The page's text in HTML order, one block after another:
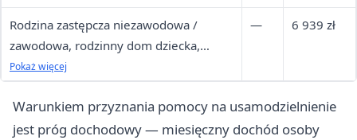
Rodzina zastępcza niezawodowa /
zawodowa, rodzinny dom dziecka,
placówka opiekuńczo-wychowawcza
Pokaż więcej
— 6 939 zł
Warunkiem przyznania pomocy na usamodzielnienie
jest próg dochodowy — miesięczny dochód osoby